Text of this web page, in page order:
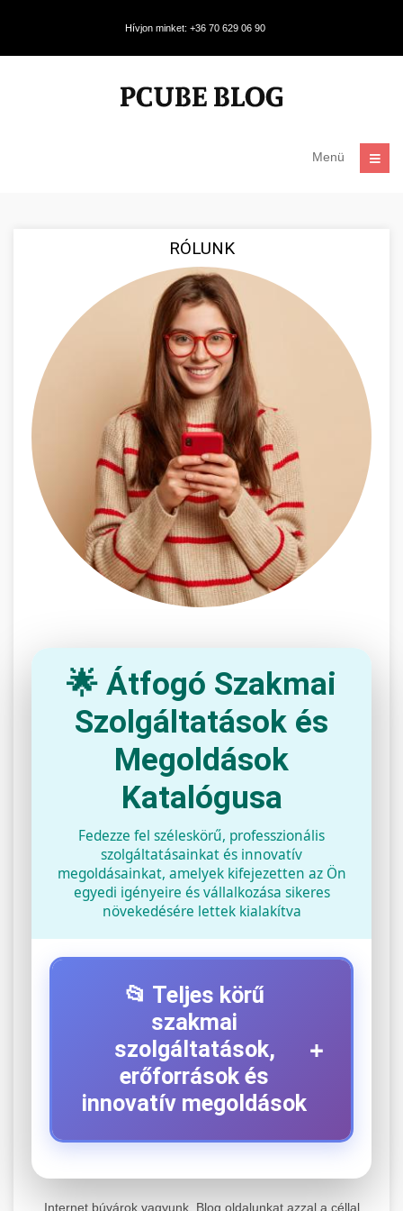
Hívjon minket: +36 70 629 06 90
Menü
RÓLUNK
🌟 Átfogó Szakmai
Szolgáltatások és
Megoldások
Katalógusa
Fedezze fel széleskörű, professzionális
szolgáltatásainkat és innovatív
megoldásainkat, amelyek kifejezetten az Ön
egyedi igényeire és vállalkozása sikeres
növekedésére lettek kialakítva
📂 Teljes körű
szakmai
szolgáltatások,
erőforrások és
innovatív megoldások
+
+
Internet búvárok vagyunk. Blog oldalunkat azzal a céllal